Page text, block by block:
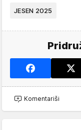
JESEN 2025
Komentariši